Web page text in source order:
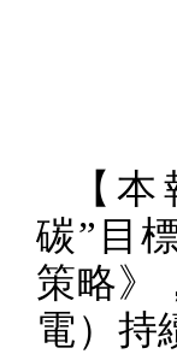
【
碳”目
策略》
電）持